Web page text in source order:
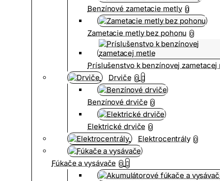
Benzínové zametacie metly 0
Zametacie metly bez pohonu 0
Príslušenstvo k benzínovej zametacej
Drviče 0
Benzínové drviče 0
Elektrické drviče 0
Elektrocentrály 0
Fúkače a vysávače 0